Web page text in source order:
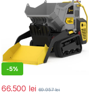
-5%
66.500 lei 69.957lei